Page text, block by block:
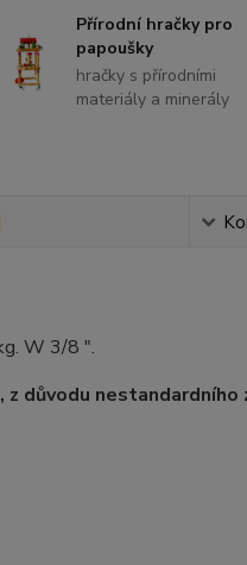
Přírodní hračky pro
papoušky
hračky s přírodními
materiály a minerály
W 3/8 ".
důvodu nestandardního